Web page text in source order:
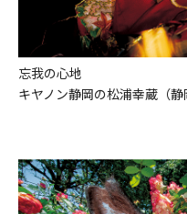
忘我の心地
キヤノン静岡の松浦幸蔵（静